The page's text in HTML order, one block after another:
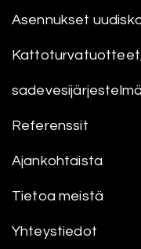
Asennukset
Referenssit
Ajankohtaista
Tietoa meistä
Yhteystiedot